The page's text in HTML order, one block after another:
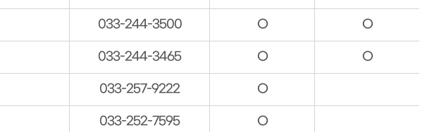
033-244-3500 O O
033-244-3465 O O
033-257-9222 O
033-252-7595 O